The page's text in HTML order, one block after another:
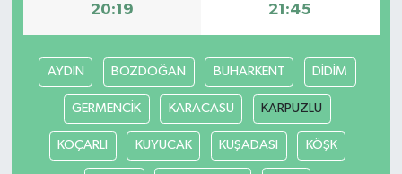
20:19 21:45
AYDIN BOZDOĞAN BUHARKENT DİDİM
GERMENCİK KARACASU KARPUZLU
KOÇARLI KUYUCAK KUŞADASI KÖŞK